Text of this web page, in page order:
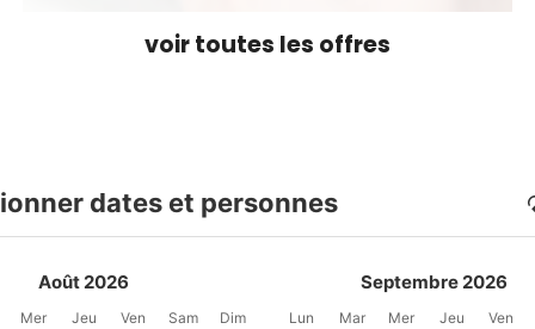
voir toutes les offres
dates et personnes
Août 2026
Mer Jeu Ven Sam Dim
Septembre 2026
Lun Mar Mer Jeu Ven